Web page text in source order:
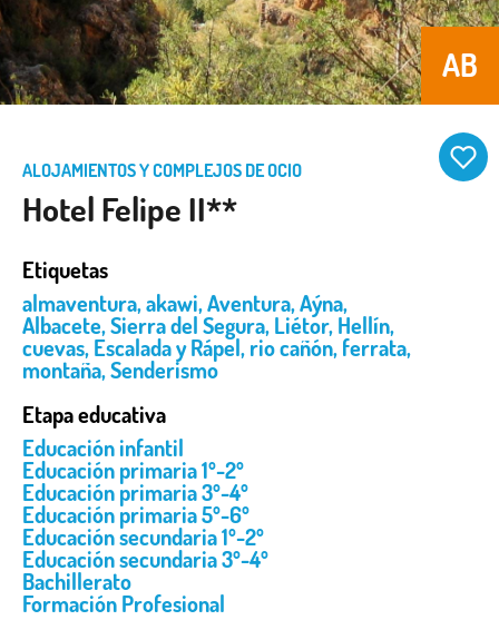
AB
ALOJAMIENTOS Y COMPLEJOS DE OCIO
Hotel Felipe II**
Etiquetas
almaventura,akawi,Aventura,Aýna,
Albacete,Sierra del Segura,Liétor,Hellín,
cuevas,Escalada y Rápel,rio cañón,ferrata,
montaña,Senderismo
Etapa educativa
Educación infantil
Educación primaria 1º-2º
Educación primaria 3º-4º
Educación primaria 5º-6º
Educación secundaria 1º-2º
Educación secundaria 3º-4º
Bachillerato
Formación Profesional